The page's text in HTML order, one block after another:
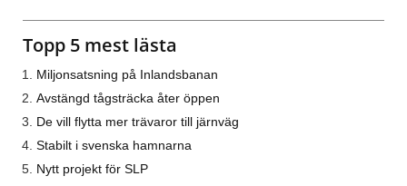
Topp 5 mest lästa
Miljonsatsning på Inlandsbanan
Avstängd tågsträcka åter öppen
De vill flytta mer trävaror till järnväg
Stabilt i svenska hamnarna
Nytt projekt för SLP